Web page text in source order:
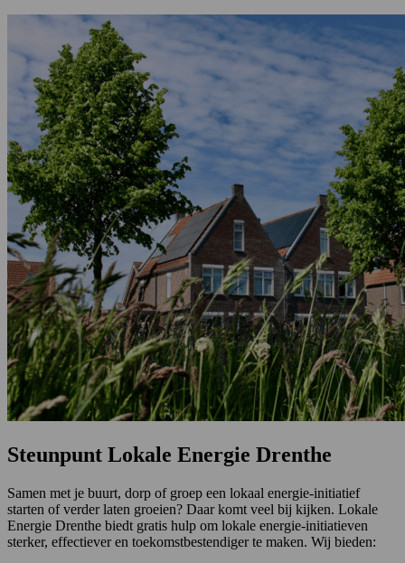
Steunpunt Lokale Energie Drenthe
Samen met je buurt, dorp of groep een lokaal energie-initiatief
starten of verder laten groeien? Daar komt veel bij kijken. Lokale
Energie Drenthe biedt gratis hulp om lokale energie-initiatieven
sterker, effectiever en toekomstbestendiger te maken. Wij bieden: